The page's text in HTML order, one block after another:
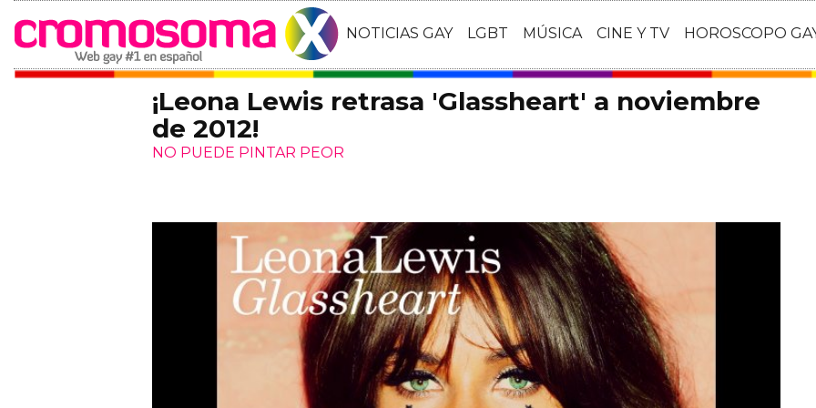
NOTICIAS GAY LGBT MÚSICA CINE Y TV HOROSCOPO
¡Leona Lewis retrasa 'Glassheart' a noviembre
de 2012!
NO PUEDE PINTAR PEOR